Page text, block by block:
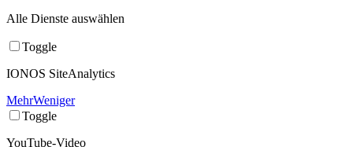
Alle Dienste auswählen
Toggle
IONOS SiteAnalytics
MehrWeniger
Toggle
YouTube-Video